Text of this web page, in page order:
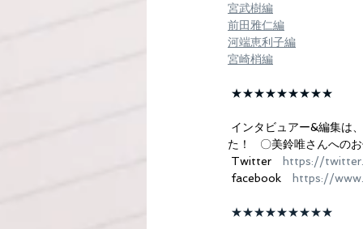
宮武樹編
前田雅仁編
河端恵利子編
宮崎梢編
★★★★★★★★★
インタビュアー&編集は
た！   〇美鈴唯さんへの
Twitter
https://
facebook
https://
★★★★★★★★★